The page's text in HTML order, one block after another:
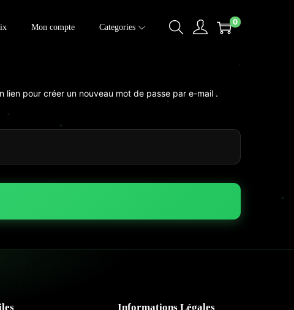
Mon compte Categories
0
lien pour créer un nouveau mot de passe par e-mail .
Informations Légales